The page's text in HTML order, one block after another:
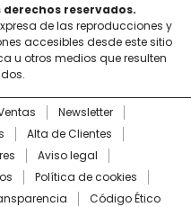
derechos reservados.
de las reproducciones y
accesibles desde este sitio
u otros medios que resulten
Newsletter
Alta de Clientes
Aviso legal
Política de cookies
Código Ético